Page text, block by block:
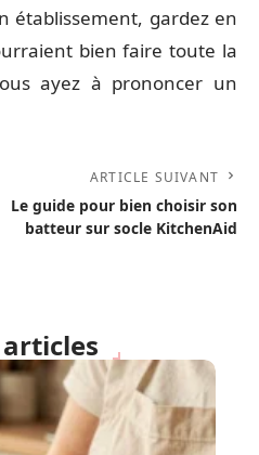
établissement, gardez en
bien faire toute la
ayez à prononcer un
ARTICLE SUIVANT
Le guide pour bien choisir son
batteur sur socle KitchenAid